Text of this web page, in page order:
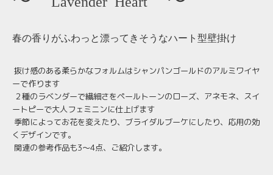
春の香りがふわっと漂ってきそうなハート型壁掛け
抜け感のある柔らかなフォルムはシャンパンゴールドのアルミワイヤ
ーで作ります
２種のラベンダーで繊細さをペールトーンのローズ、アネモネ、スイ
ートピーで大人フェミニンに仕上げます
季節によってお花を変えたり、ブライダルブーケにしたり、応用の効
くデザインです。
関連の参考作品も3〜4点、ご紹介します。